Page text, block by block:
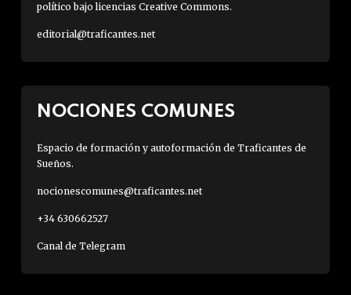
político bajo licencias Creative Commons.
editorial@traficantes.net
NOCIONES COMUNES
Espacio de formación y autoformación de Traficantes de
Sueños.
nocionescomunes@traficantes.net
+34 630662527
Canal de Telegram